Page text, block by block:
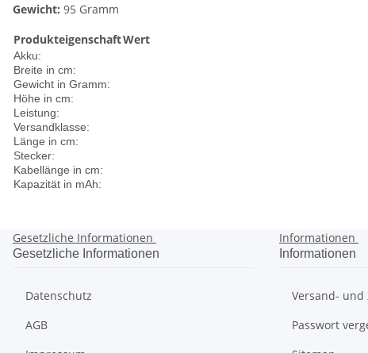
Gewicht: 95 Gramm
ProdukteigenschaftWert
Akku:
Breite in cm:
Gewicht in Gramm:
Höhe in cm:
Leistung:
Versandklasse:
Länge in cm:
Stecker:
Kabellänge in cm:
Kapazität in mAh:
Gesetzliche Informationen
Gesetzliche Informationen
Datenschutz
AGB
Informationen
Informationen
Versand- und
Passwort